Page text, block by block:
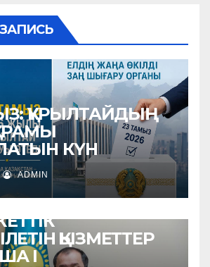
ҚҰРЫЛТАЙДЫҢ
КҮН
ADMIN
ҚЫЗМЕТТЕР
I